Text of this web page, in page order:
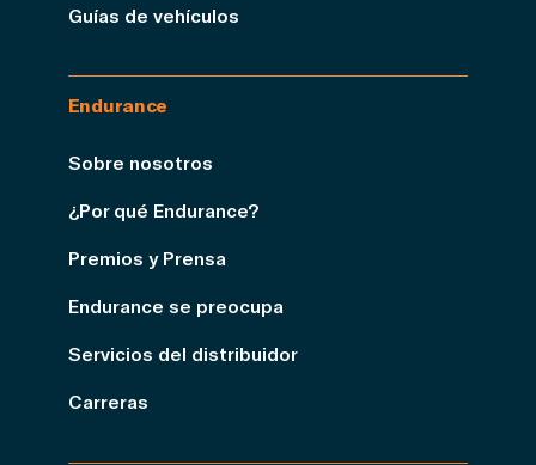
Guías de vehículos
Endurance
Sobre nosotros
¿Por qué Endurance?
Premios y Prensa
Endurance se preocupa
Servicios del distribuidor
Carreras